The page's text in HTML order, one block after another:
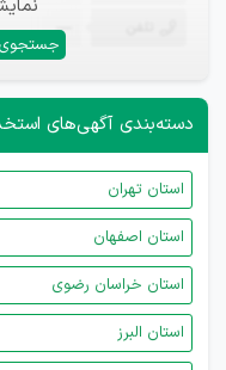
جستجوی
—
دسته‌بندی آگهی‌های
استان تهران
استان اصفهان
استان خراسان رضوی
استان البرز